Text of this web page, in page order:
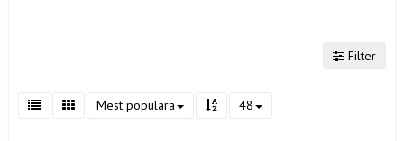
Filter
Mest populära 48